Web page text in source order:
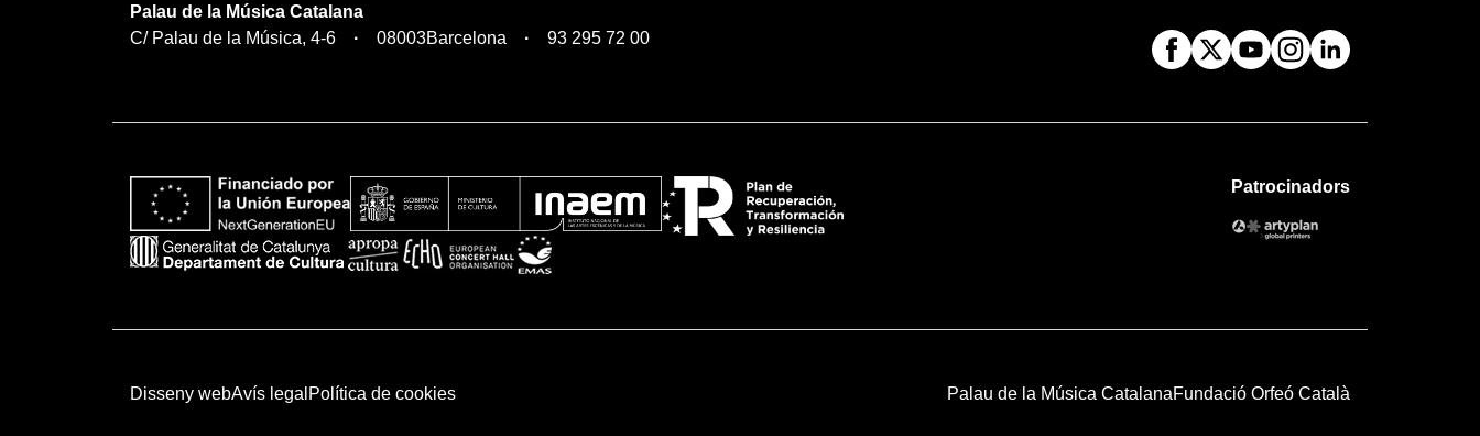
Palau de la Música Catalana
C/ Palau de la Música, 4-6
08003Barcelona 93 295 72 00
Patrocinadors
Disseny webAvís legal Política de cookies Palau de la Música CatalanaFundació Orfeó Català